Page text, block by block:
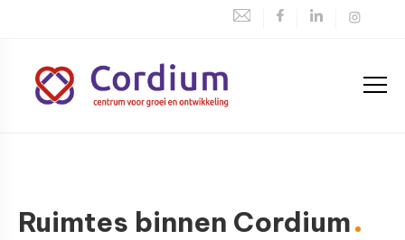
hoofdnavigatie
hoofd
inhoud
voettekst
ontwikkeling
Ruimtes binnen Cordium